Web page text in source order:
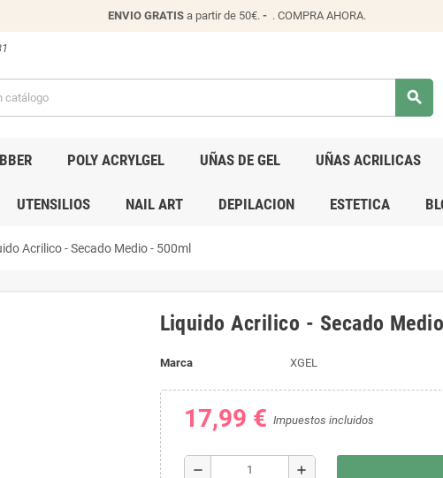
ENVIO GRATIS a partir de 50€. - . COMPRA AHORA.
search
POLY ACRYLGEL UÑAS DE GEL UÑAS ACRILICAS
UTENSILIOS NAIL ART DEPILACION ESTETICA
Acrilico - Secado Medio - 500ml
Liquido Acrilico - Secado
Marca XGEL
17,99 € Impuestos incluidos
remove add